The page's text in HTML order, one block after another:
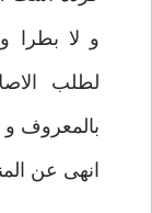
و لا بطرا
لطلب
بالمعروف و
انهی عن